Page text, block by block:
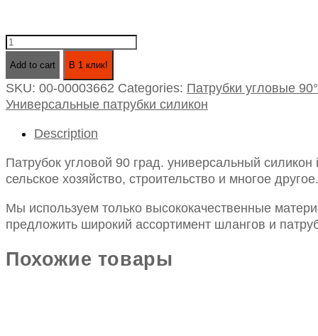
Патрубок
град.
универсальный
id60х100х100
quantity
Add to cart В 1 клик!
SKU: 00-00003662 Categories: Патрубки угловые 90°
Универсальные патрубки силикон
Description
Патрубок угловой 90 град. универсальный
сельское хозяйство, строительство и многое
Мы используем только высококачественные
предложить широкий ассортимент шлангов и
Похожие товары